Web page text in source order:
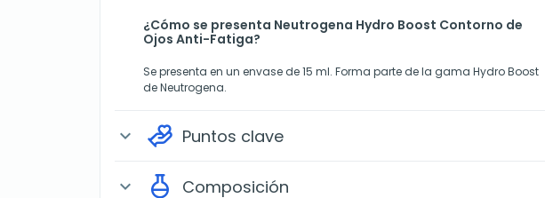
¿Cómo se presenta Neutrogena Hydro Boost Contorno de
Ojos Anti-Fatiga?
Se presenta en un envase de 15 ml. Forma parte de la gama Hydro Boost
de Neutrogena.
expand_more Puntos clave
expand_more Composición